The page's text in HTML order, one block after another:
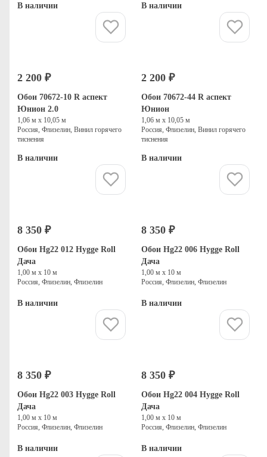
В наличии В наличии
2 200 ₽
Обои 70672-10 R аспект
Юнион 2.0
1,06 м х 10,05 м
Россия, Флизелин, Винил горячего
тиснения
В наличии
2 200 ₽
Обои 70672-44 R аспект
Юнион
1,06 м х 10,05 м
Россия, Флизелин, Винил горячего
тиснения
В наличии
8 350 ₽
Обои Hg22 012 Hygge Roll
Дача
1,00 м х 10 м
Россия, Флизелин, Флизелин
В наличии
8 350 ₽
Обои Hg22 006 Hygge Roll
Дача
1,00 м х 10 м
Россия, Флизелин, Флизелин
В наличии
8 350 ₽
Обои Hg22 003 Hygge Roll
Дача
1,00 м х 10 м
Россия, Флизелин, Флизелин
В наличии
8 350 ₽
Обои Hg22 004 Hygge Roll
Дача
1,00 м х 10 м
Россия, Флизелин, Флизелин
В наличии